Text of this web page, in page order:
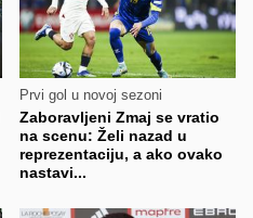
Prvi gol u novoj sezoni
Zaboravljeni Zmaj se vratio
na scenu: Želi nazad u
reprezentaciju, a ako ovako
nastavi...